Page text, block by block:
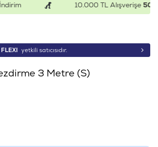
10.000 TL Alışverişe500 TL
FLEXI yetkili satıcısıdır.
3 Metre (S)